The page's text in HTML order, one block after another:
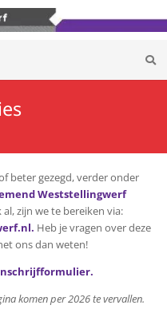
beter gezegd, verder onder
Weststellingwerf
zijn we te bereiken via:
. Heb je vragen over deze
ons dan weten!
.
komen per 2026 te vervallen.